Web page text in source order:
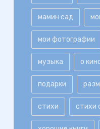
мамин сад
мои фотографии
музыка о
подарки
стихи стихи